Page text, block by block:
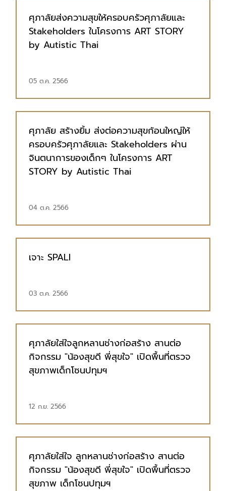
ศุภาลัยส่งความสุขให้ครอบครัวศุภาลัยและ
Stakeholders ในโครงการ ART STORY
by Autistic Thai
05 ต.ค. 2566
ศุภาลัย สร้างยิ้ม ส่งต่อความสุขก้อนใหญ่ให้
ครอบครัวศุภาลัยและ Stakeholders ผ่าน
จินตนาการของเด็กๆ ในโครงการ ART
STORY by Autistic Thai
04 ต.ค. 2566
เจาะ SPALI
03 ต.ค. 2566
ศุภาลัยใส่ใจลูกหลานช่างก่อสร้าง สานต่อ
กิจกรรม "น้องสุขดี พี่สุขใจ" เปิดพื้นที่ตรวจ
สุขภาพเด็กโซนปทุมฯ
12 ก.ย. 2566
ศุภาลัยใส่ใจ ลูกหลานช่างก่อสร้าง สานต่อ
กิจกรรม "น้องสุขดี พี่สุขใจ" เปิดพื้นที่ตรวจ
สุขภาพ เด็กโซนปทุมฯ